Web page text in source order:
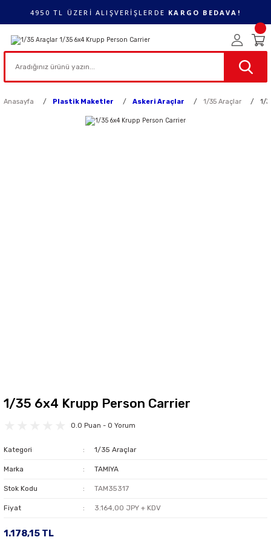
4950 TL ÜZERİ ALIŞVERİŞLERDE KARGO BEDAVA!
Anasayfa Plastik Maketler Askeri Araçlar 1/35 Araçlar 1/
1/35 6x4 Krupp Person Carrier
0.0 Puan - 0 Yorum
Kategori 1/35 Araçlar
Marka TAMIYA
Stok Kodu TAM35317
Fiyat 3.164,00 JPY + KDV
1.178,15 TL